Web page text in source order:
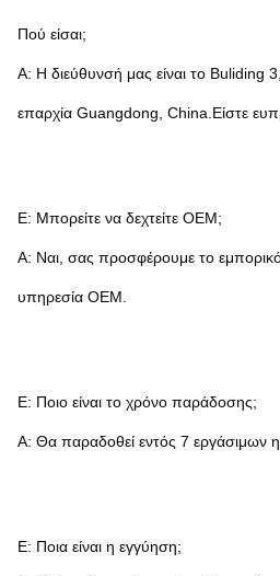
Πού είσαι;
Α: Η διεύθυνσή μας είναι το
επαρχία Guangdong, China.Είστε
Ε: Μπορείτε να δεχτείτε OEM;
Α: Ναι, σας προσφέρουμε το
υπηρεσία OEM.
Ε: Ποιο είναι το χρόνο παράδοσης;
Α: Θα παραδοθεί εντός 7 εργάσιμων
Ε: Ποια είναι η εγγύηση;